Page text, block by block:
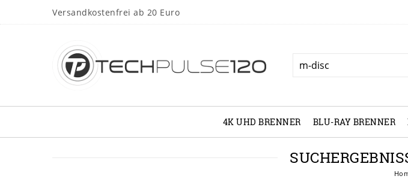
Versandkostenfrei ab 20 Euro
4K UHD BRENNER BLU-RAY BRENNER